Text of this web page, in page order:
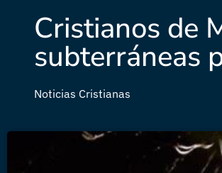
Cristianos de
subterráneas
Noticias Cristianas